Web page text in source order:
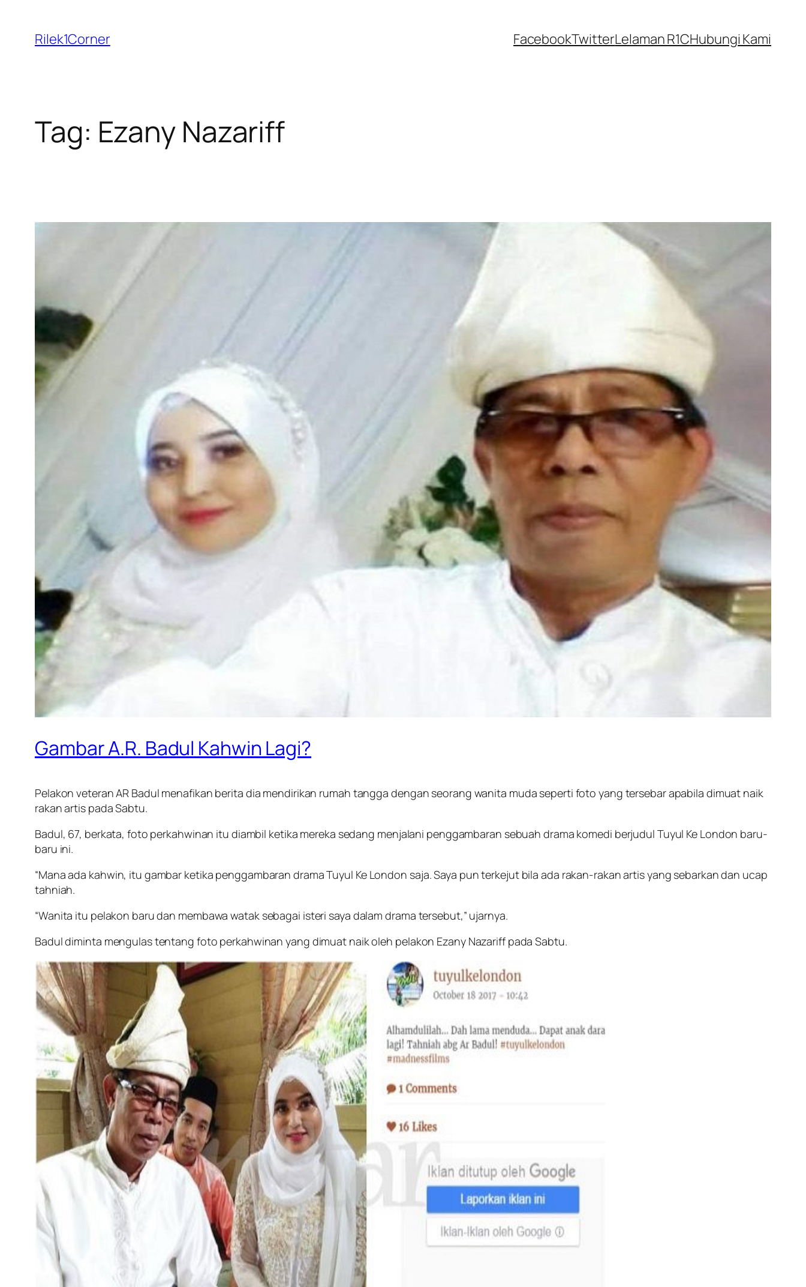
content
Rilek1Corner FacebookTwitterLelaman R1CHubungi Kami
Tag: Ezany Nazariff
Gambar A.R. Badul Kahwin Lagi?
Pelakon veteran AR Badul menafikan berita dia mendirikan rumah tangga dengan seorang wanita muda seperti foto yang tersebar apabila dimuat naik
rakan artis pada Sabtu.
Badul, 67, berkata, foto perkahwinan itu diambil ketika mereka sedang menjalani penggambaran sebuah drama komedi berjudul Tuyul Ke London baru-
baru ini.
“Mana ada kahwin, itu gambar ketika penggambaran drama Tuyul Ke London saja. Saya pun terkejut bila ada rakan-rakan artis yang sebarkan dan ucap
tahniah.
“Wanita itu pelakon baru dan membawa watak sebagai isteri saya dalam drama tersebut,” ujarnya.
Badul diminta mengulas tentang foto perkahwinan yang dimuat naik oleh pelakon Ezany Nazariff pada Sabtu.